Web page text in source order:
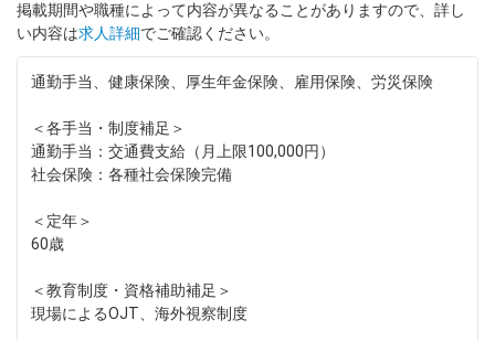
掲載期間や職種によって内容が異なることがありますので、詳し
い内容は求人詳細でご確認ください。
通勤手当、健康保険、厚生年金保険、雇用保険、労災保険
＜各手当・制度補足＞
通勤手当：交通費支給（月上限100,000円）
社会保険：各種社会保険完備
＜定年＞
60歳
＜教育制度・資格補助補足＞
現場によるOJT、海外視察制度